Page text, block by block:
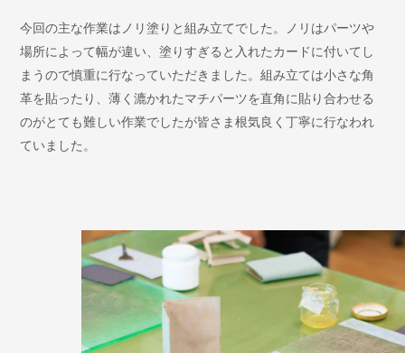
今回の主な作業はノリ塗りと組み立てでした。ノリはパーツや
場所によって幅が違い、塗りすぎると入れたカードに付いてし
まうので慎重に行なっていただきました。組み立ては小さな角
革を貼ったり、薄く漉かれたマチパーツを直角に貼り合わせる
のがとても難しい作業でしたが皆さま根気良く丁寧に行なわれ
ていました。